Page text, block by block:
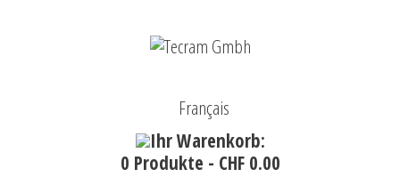
Français
Ihr Warenkorb:
0 Produkte - CHF0.00